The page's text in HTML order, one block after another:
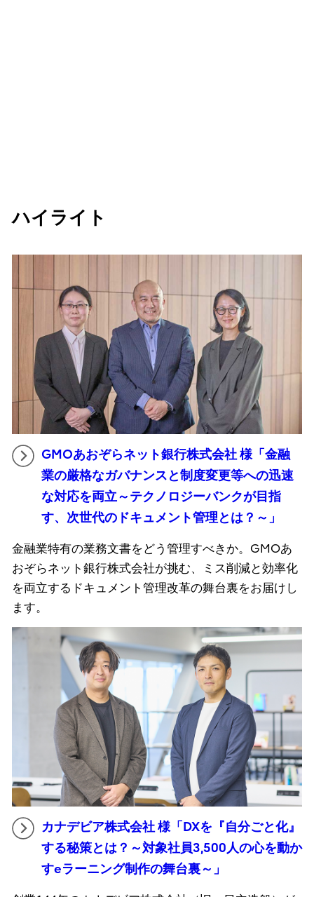
ハイライト
GMOあおぞらネット銀行株式会社 様「金融
業の厳格なガバナンスと制度変更等への迅速
な対応を両立～テクノロジーバンクが目指
す、次世代のドキュメント管理とは？～」
金融業特有の業務文書をどう管理すべきか。GMOあ
おぞらネット銀行株式会社が挑む、ミス削減と効率化
を両立するドキュメント管理改革の舞台裏をお届けし
ます。
カナデビア株式会社 様「DXを『自分ごと化』
する秘策とは？～対象社員3,500人の心を動か
すeラーニング制作の舞台裏～」